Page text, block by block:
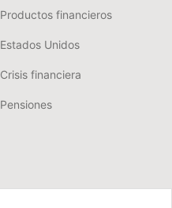
Productos financieros
Estados Unidos
Crisis financiera
Pensiones